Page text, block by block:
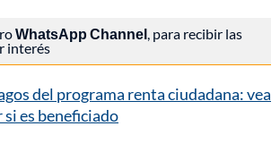
WhatsApp Channel , para recibir las
interés
del programa renta ciudadana: vea
si es beneficiado